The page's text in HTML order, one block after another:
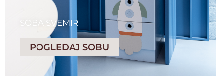
SOBA SVEMIR
POGLEDAJ SOBU